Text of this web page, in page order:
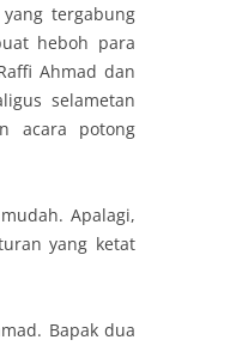
tergabung
heboh para
Ahmad dan
selametan
acara potong
Apalagi,
yang ketat
Bapak dua